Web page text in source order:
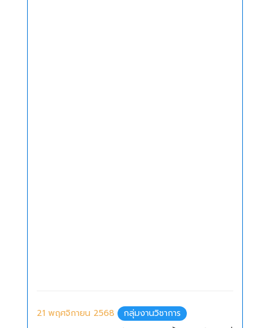
21 พฤศจิกายน 2568
กลุ่มงานวิชาการ